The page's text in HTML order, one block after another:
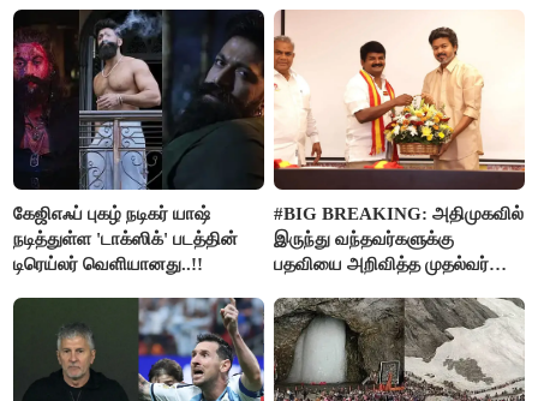
கேஜிஎஃப் புகழ் நடிகர் யாஷ்
நடித்துள்ள 'டாக்‌ஸிக்' படத்தின்
டிரெய்லர் வெளியானது..!!
#BIG BREAKING: அதிமுகவில்
இருந்து வந்தவர்களுக்கு
பதவியை அறிவித்த முதல்வர்